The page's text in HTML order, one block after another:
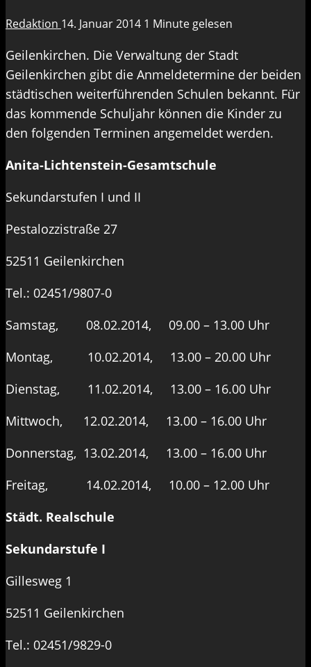
Redaktion 14. Januar 2014 1 Minute gelesen
Geilenkirchen. Die Verwaltung der Stadt
Geilenkirchen gibt die Anmeldetermine der beiden
städtischen weiterführenden Schulen bekannt. Für
das kommende Schuljahr können die Kinder zu
den folgenden Terminen angemeldet werden.
Anita-Lichtenstein-Gesamtschule
Sekundarstufen I und II
Pestalozzistraße 27
52511 Geilenkirchen
Tel.: 02451/9807-0
Samstag, 08.02.2014, 09.00 – 13.00 Uhr
Montag, 10.02.2014, 13.00 – 20.00 Uhr
Dienstag, 11.02.2014, 13.00 – 16.00 Uhr
Mittwoch, 12.02.2014, 13.00 – 16.00 Uhr
Donnerstag, 13.02.2014, 13.00 – 16.00 Uhr
Freitag, 14.02.2014, 10.00 – 12.00 Uhr
Städt. Realschule
Sekundarstufe I
Gillesweg 1
52511 Geilenkirchen
Tel.: 02451/9829-0